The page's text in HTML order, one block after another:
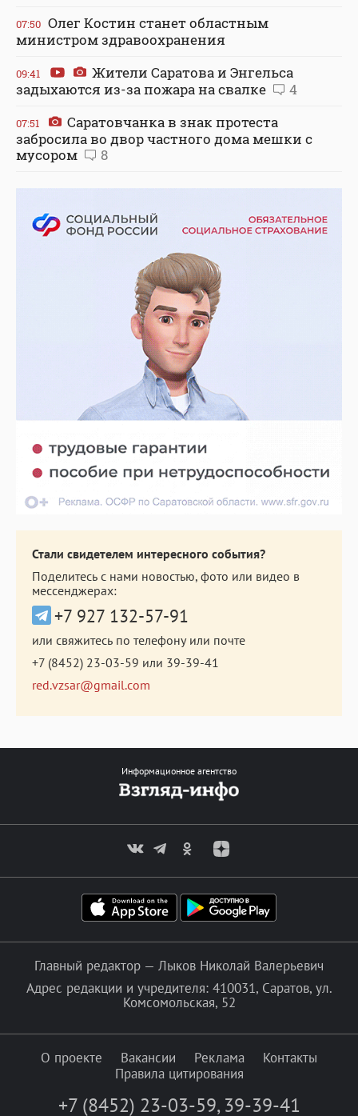
07:50 Олег Костин станет областным
министром здравоохранения
09:41
Жители Саратова и Энгельса
задыхаются из-за пожара на свалке
4
07:51
Саратовчанка в знак протеста
забросила во двор частного дома мешки с
мусором
8
Стали свидетелем интересного события?
Поделитесь с нами новостью, фото или видео в
мессенджерах:
+7 927 132-57-91
или свяжитесь по телефону или почте
+7 (8452) 23-03-59 или 39-39-41
red.vzsar@gmail.com
Информационное агентство
Главный редактор — Лыков Николай Валерьевич
Адрес редакции и учредителя: 410031, Саратов, ул.
Комсомольская, 52
О проекте Вакансии Реклама
Контакты
Правила цитирования
+7 (8452) 23-03-59, 39-39-41